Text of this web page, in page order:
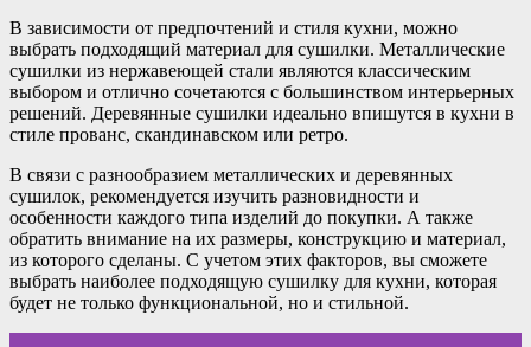
В зависимости от предпочтений и стиля кухни, можно
выбрать подходящий материал для сушилки. Металлические
сушилки из нержавеющей стали являются классическим
выбором и отлично сочетаются с большинством интерьерных
решений. Деревянные сушилки идеально впишутся в кухни в
стиле прованс, скандинавском или ретро.
В связи с разнообразием металлических и деревянных
сушилок, рекомендуется изучить разновидности и
особенности каждого типа изделий до покупки. А также
обратить внимание на их размеры, конструкцию и материал,
из которого сделаны. С учетом этих факторов, вы сможете
выбрать наиболее подходящую сушилку для кухни, которая
будет не только функциональной, но и стильной.